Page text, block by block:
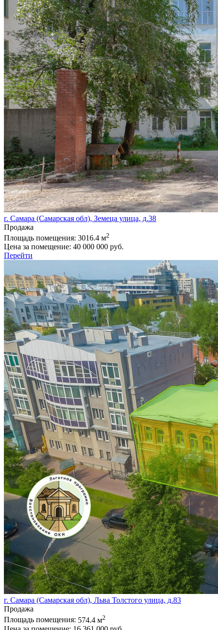
г. Самара (Самарская обл), Земеца улица, д.38
Продажа
Площадь помещения: 3016.4 м2
Цена за помещение: 40 000 000 руб.
Перейти
г. Самара (Самарская обл), Льва Толстого улица, д.83
Продажа
Площадь помещения: 574.4 м2